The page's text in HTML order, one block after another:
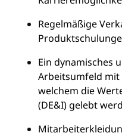
Regelmäßige
Ein dynamisches
Arbeitsumfeld mit
welchem die
(DE&I) gelebt